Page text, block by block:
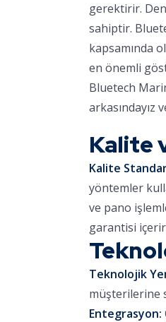
gerektirir.
sahiptir.
kapsamında
en önemli
Bluetech
Kalite
Kalite
yöntemler
ve pano
garantisi
Teknolojik
müşterilerine
Entegrasyon: